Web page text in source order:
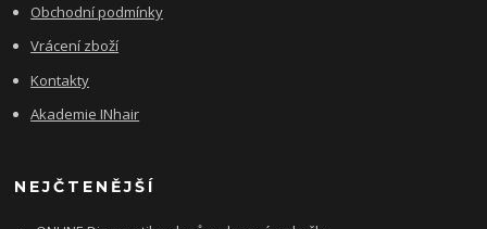
Obchodní podmínky
Vrácení zboží
Kontakty
Akademie INhair
NEJČTENĚJŠÍ